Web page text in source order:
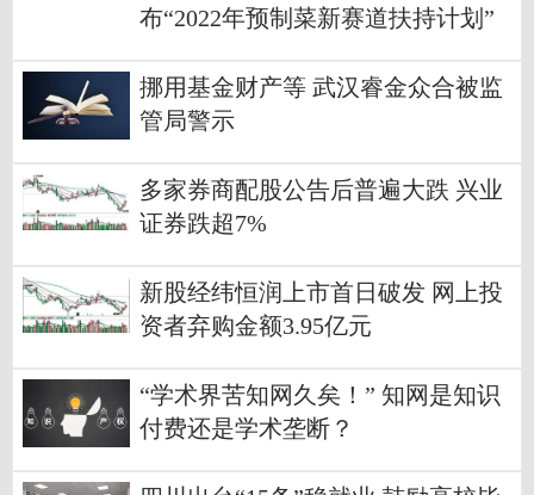
布“2022年预制菜新赛道扶持计划”
挪用基金财产等 武汉睿金众合被监
管局警示
多家券商配股公告后普遍大跌 兴业
证券跌超7%
新股经纬恒润上市首日破发 网上投
资者弃购金额3.95亿元
“学术界苦知网久矣！” 知网是知识
付费还是学术垄断？